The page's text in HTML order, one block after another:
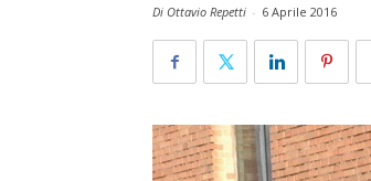
Di Ottavio Repetti - 6 Aprile 2016